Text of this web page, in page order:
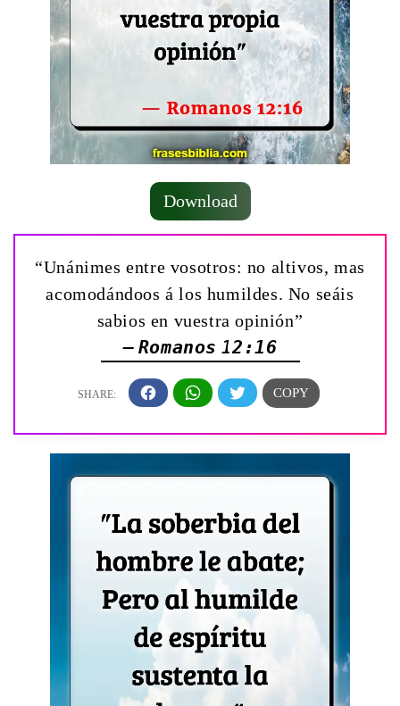
Download
“Unánimes entre vosotros: no altivos, mas
acomodándoos á los humildes. No seáis
sabios en vuestra opinión”
— Romanos 12:16